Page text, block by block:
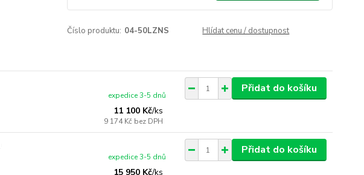
Číslo produktu: 04-50LZNS Hlídat cenu / dostupnost
11 100 Kč/ks
9 174 Kč bez DPH
expedice 3-5 dnů
Přidat do košíku
15 950 Kč/ks
expedice 3-5 dnů
Přidat do košíku